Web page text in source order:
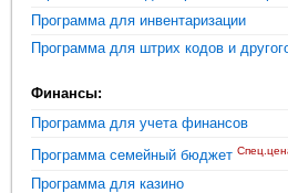
Программа для инвентаризации
Программа для штрих кодов и
Финансы:
Программа для учета финансов
Программа семейный бюджет
Программа для казино